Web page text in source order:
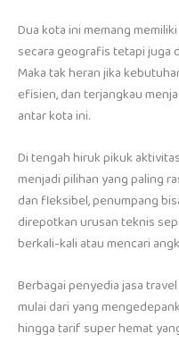
Dua kota ini memang
secara geografis tetapi juga
Maka tak heran jika
efisien, dan terjangkau
antar kota ini.
Di tengah hiruk pikuk
menjadi pilihan yang paling
dan fleksibel, penumpang
direpotkan urusan teknis
berkali-kali atau mencari
Berbagai penyedia jasa
mulai dari yang
hingga tarif super hemat